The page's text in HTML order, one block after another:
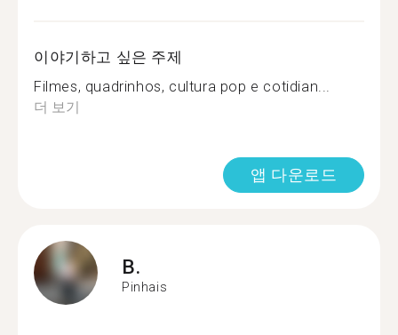
이야기하고 싶은 주제
Filmes, quadrinhos, cultura pop e cotidian...
더 보기
앱 다운로드
B.
Pinhais